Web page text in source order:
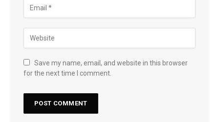
Save my name, email, and website in this browser
for the next time I comment.